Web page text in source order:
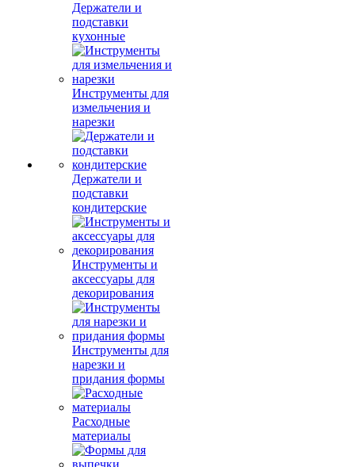
Держатели и
подставки
кухонные
Инструменты для
измельчения и
нарезки
Держатели и
подставки
кондитерские
Инструменты и
аксессуары для
декорирования
Инструменты для
нарезки и
придания формы
Расходные
материалы